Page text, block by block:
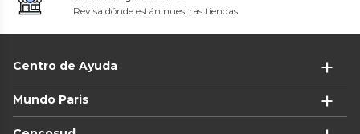
Revisa dónde están nuestras tiendas
Centro de Ayuda
Mundo Paris